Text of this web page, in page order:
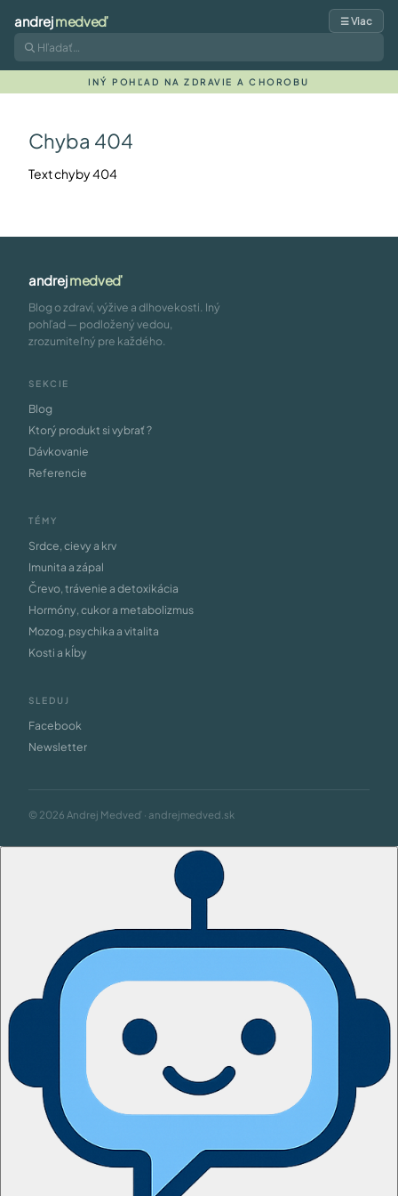
andrejmedveď ☰ Viac
INÝ POHĽAD NA ZDRAVIE A CHOROBU
Chyba 404
Text chyby 404
andrejmedveď
Blog o zdraví, výžive a dlhovekosti. Iný
pohľad — podložený vedou,
zrozumiteľný pre každého.
SEKCIE
Blog
Ktorý produkt si vybrať ?
Dávkovanie
Referencie
TÉMY
Srdce, cievy a krv
Imunita a zápal
Črevo, trávenie a detoxikácia
Hormóny, cukor a metabolizmus
Mozog, psychika a vitalita
Kosti a kĺby
SLEDUJ
Facebook
Newsletter
© 2026 Andrej Medveď · andrejmedved.sk